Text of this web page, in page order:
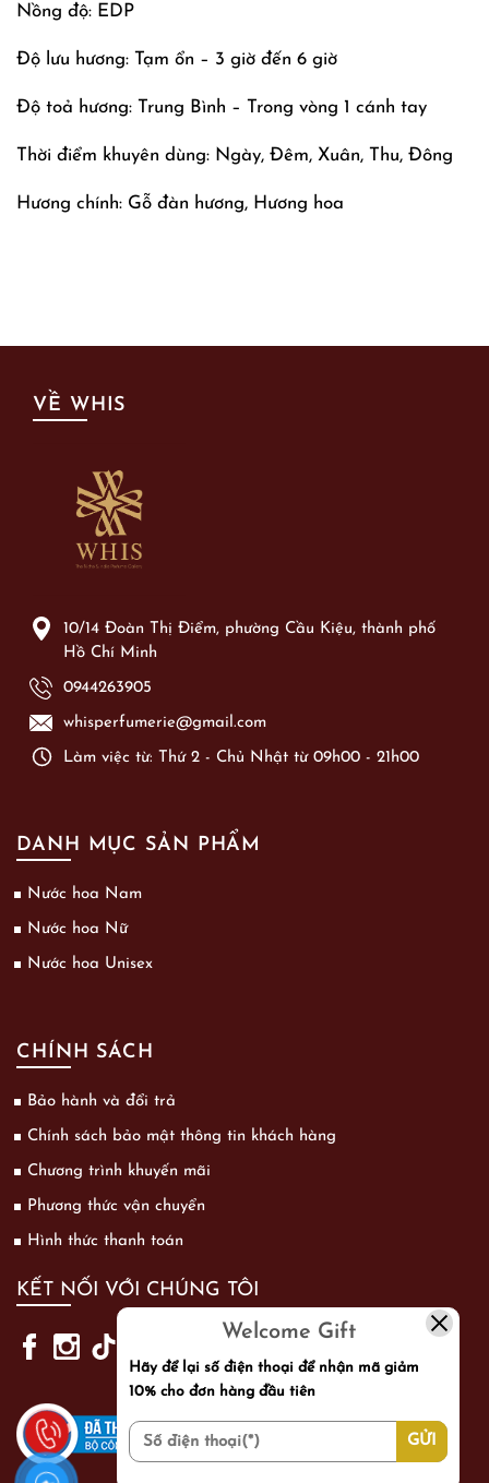
Nồng độ: EDP
Độ lưu hương: Tạm ổn – 3 giờ đến 6 giờ
Độ toả hương: Trung Bình – Trong vòng 1 cánh tay
Thời điểm khuyên dùng: Ngày, Đêm, Xuân, Thu, Đông
Hương chính: Gỗ đàn hương, Hương hoa
VỀ WHIS
10/14 Đoàn Thị Điểm, phường Cầu Kiệu, thành phố
Hồ Chí Minh
0944263905
whisperfumerie@gmail.com
Làm việc từ: Thứ 2 - Chủ Nhật từ 09h00 - 21h00
DANH MỤC SẢN PHẨM
Nước hoa Nam
Nước hoa Nữ
Nước hoa Unisex
CHÍNH SÁCH
Bảo hành và đổi trả
Chính sách bảo mật thông tin khách hàng
Chương trình khuyến mãi
Phương thức vận chuyển
Hình thức thanh toán
KẾT NỐI VỚI CHÚNG TÔI
Welcome Gift
Hãy để lại số điện thoại để nhận mã giảm
10% cho đơn hàng đầu tiên